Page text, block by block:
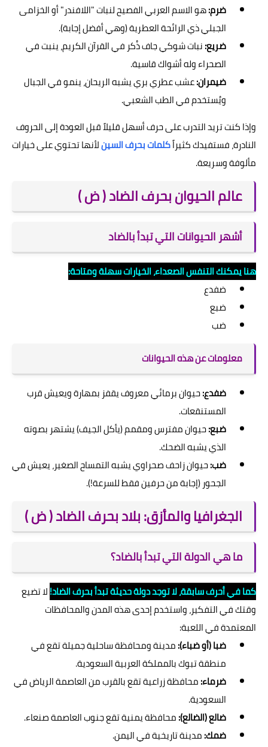
ضرم:هو الاسم العربي الفصيح لنبات "اللافندر" أو الخزامى
الجبلي ذي الرائحة العطرية (وهي أفضل إجابة).
ضريع:نبات شوكي جاف ذُكر في القرآن الكريم، ينبت في
الصحراء وله أشواك قاسية.
ضيمران:عشب عطري بري يشبه الريحان، ينمو في الجبال
ويُستخدم في الطب الشعبي.
وإذا كنت تريد التدرب على حرف أسهل قليلاً قبل العودة إلى الحروف
النادرة، فستفيدك كثيراًكلمات بحرف السينلأنها تحتوي على خيارات
مألوفة وسريعة.
عالم الحيوان بحرف الضاد ( ض )
أشهر الحيوانات التي تبدأ بالضاد
هنا يمكنك التنفس الصعداء، الخيارات سهلة ومتاحة:
ضفدع
ضبع
ضب
معلومات عن هذه الحيوانات
ضفدع:حيوان برمائي معروف يقفز بمهارة ويعيش قرب
المستنقعات.
ضبع:حيوان مفترس ومقمم (يأكل الجيف) يشتهر بصوته
الذي يشبه الضحك.
ضب:حيوان زاحف صحراوي يشبه التمساح الصغير، يعيش في
الجحور (إجابة من حرفين فقط للسرعة!).
الجغرافيا والمأزق: بلاد بحرف الضاد ( ض )
ما هي الدولة التي تبدأ بالضاد؟
كما في أحرف سابقة، لا توجد دولة حديثة تبدأ بحرف الضاد!لا تضيع
وقتك في التفكير، واستخدم إحدى هذه المدن والمحافظات
المعتمدة في اللعبة:
ضبا (أو ضباء):مدينة ومحافظة ساحلية جميلة تقع في
منطقة تبوك بالمملكة العربية السعودية.
ضرماء:محافظة زراعية تقع بالقرب من العاصمة الرياض في
السعودية.
ضالع (الضالع):محافظة يمنية تقع جنوب العاصمة صنعاء.
ضمك:مدينة تاريخية في اليمن.